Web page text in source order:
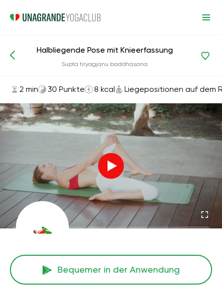
Asanas und Übungen Liegepositionen auf dem Rücken
Halbliegende Pose mit Knieerfassung
Supta tiryagjanu baddhasana
2 min 30 Punkte 8 kcal Liegepositionen auf dem
Bequemer in der Anwendung